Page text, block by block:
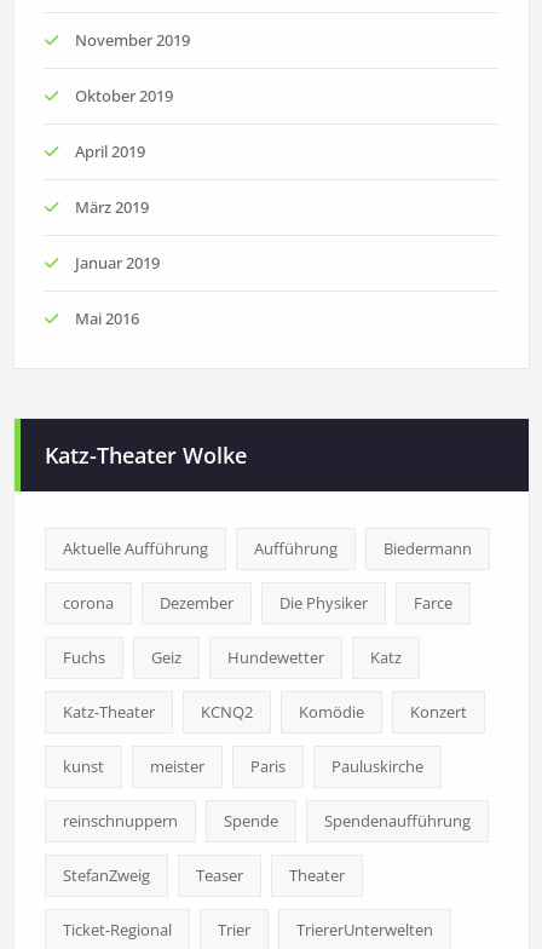
November 2019
Oktober 2019
April 2019
März 2019
Januar 2019
Mai 2016
Katz-Theater Wolke
Aktuelle Aufführung Aufführung Biedermann
corona Dezember Die Physiker Farce
Fuchs Geiz Hundewetter Katz
Katz-Theater KCNQ2 Komödie Konzert
kunst meister Paris Pauluskirche
reinschnuppern Spende Spendenaufführung
StefanZweig Teaser Theater
Ticket-Regional Trier TriererUnterwelten